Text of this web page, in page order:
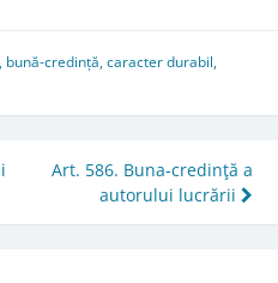
, bună-credință,caracter durabil,
Art. 586. Buna-credinţă a
autorului lucrării